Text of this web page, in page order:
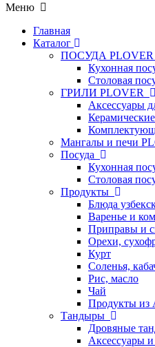
Меню
Главная
Каталог
ПОСУДА PLOVER
Кухонная
Столовая
ГРИЛИ PLOVER
Аксессуары
Мангалы и печи
Посуда
Кухонная
Столовая
Продукты
Блюда
Варенье и
Приправы и
Орехи,
Курт
Соленья,
Рис, масло
Чай
Продукты из
Тандыры
Дровяные
Аксессуары